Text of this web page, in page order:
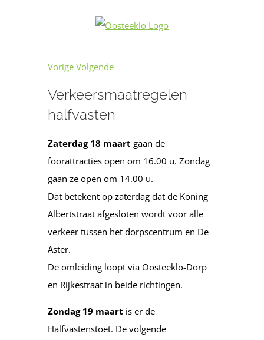
Vorige Volgende
Verkeersmaatregelen
halfvasten
Zaterdag 18 maart gaan de
foorattracties open om 16.00 u. Zondag
gaan ze open om 14.00 u.
Dat betekent op zaterdag dat de Koning
Albertstraat afgesloten wordt voor alle
verkeer tussen het dorpscentrum en De
Aster.
De omleiding loopt via Oosteeklo-Dorp
en Rijkestraat in beide richtingen.
Zondag 19 maart is er de
Halfvastenstoet. De volgende